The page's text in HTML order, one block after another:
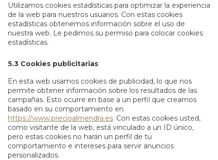
Utilizamos cookies estadísticas para optimizar la experiencia
de la web para nuestros usuarios. Con estas cookies
estadísticas obtenemos información sobre el uso de
nuestra web. Le pedimos su permiso para colocar cookies
estadísticas.
5.3 Cookies publicitarias
En esta web usamos cookies de publicidad, lo que nos
permite obtener información sobre los resultados de las
campañas. Esto ocurre en base a un perfil que creamos
basado en su comportamiento en
https://www.precioalmendra.es. Con estas cookies usted,
como visitante de la web, está vinculado a un ID único,
pero estas cookies no harán un perfil de tu
comportamiento e intereses para servir anuncios
personalizados.